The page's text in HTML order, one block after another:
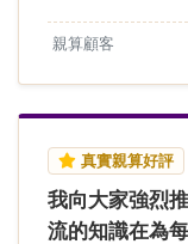
親算顧客
真實親算好評
我向大家強烈
流的知識在為